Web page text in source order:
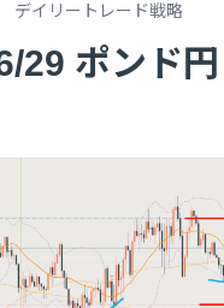
デイリートレード戦略
29 ポンド